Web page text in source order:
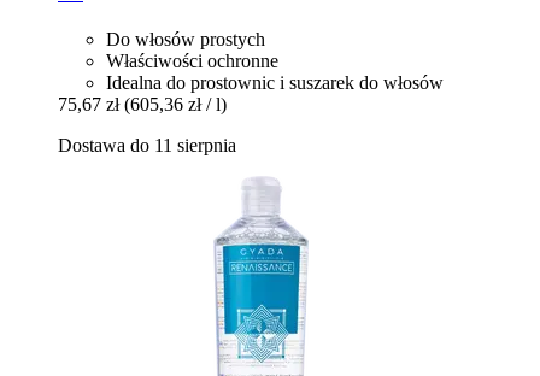
Do włosów prostych
Właściwości ochronne
Idealna do prostownic i suszarek do włosów
75,67 zł (605,36 zł / l)
Dostawa do 11 sierpnia